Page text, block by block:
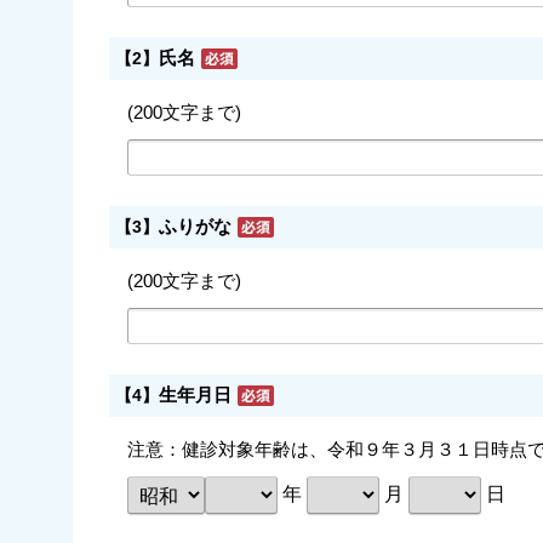
【2】 氏名
(200文字まで)
【3】 ふりがな
(200文字まで)
【4】 生年月日
注意：健診対象年齢は、令和９年３月３１日時点で
年 月 日